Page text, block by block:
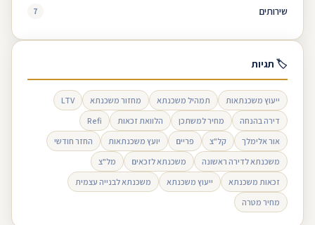
שירותים 7
🏷 תגיות
ייעוץ משכנתאות תמהיל משכנתא מחזור משכנתא
LTV
דירה בהנחה
מחיר למשתכן הלוואת זכאות
Refi
אור אלימלך
קל"צ פריים יועץ משכנתאות
החזר חודשי
משכנתא לדירה ראשונה
משכנתא לזכאים
מל"צ
זכאות משכנתא
ייעוץ משכנתא
משכנתא לבנייה עצמית
מחיר מטרה